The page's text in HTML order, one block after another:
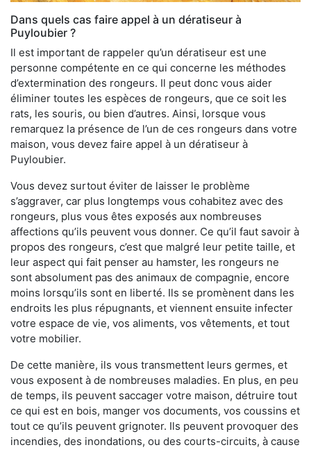
Dans quels cas faire appel à un dératiseur à
Puyloubier ?
Il est important de rappeler qu’un dératiseur est une
personne compétente en ce qui concerne les méthodes
d’extermination des rongeurs. Il peut donc vous aider
éliminer toutes les espèces de rongeurs, que ce soit les
rats, les souris, ou bien d’autres. Ainsi, lorsque vous
remarquez la présence de l’un de ces rongeurs dans votre
maison, vous devez faire appel à un dératiseur à
Puyloubier.
Vous devez surtout éviter de laisser le problème
s’aggraver, car plus longtemps vous cohabitez avec des
rongeurs, plus vous êtes exposés aux nombreuses
affections qu’ils peuvent vous donner. Ce qu’il faut savoir à
propos des rongeurs, c’est que malgré leur petite taille, et
leur aspect qui fait penser au hamster, les rongeurs ne
sont absolument pas des animaux de compagnie, encore
moins lorsqu’ils sont en liberté. Ils se promènent dans les
endroits les plus répugnants, et viennent ensuite infecter
votre espace de vie, vos aliments, vos vêtements, et tout
votre mobilier.
De cette manière, ils vous transmettent leurs germes, et
vous exposent à de nombreuses maladies. En plus, en peu
de temps, ils peuvent saccager votre maison, détruire tout
ce qui est en bois, manger vos documents, vos coussins et
tout ce qu’ils peuvent grignoter. Ils peuvent provoquer des
incendies, des inondations, ou des courts-circuits, à cause